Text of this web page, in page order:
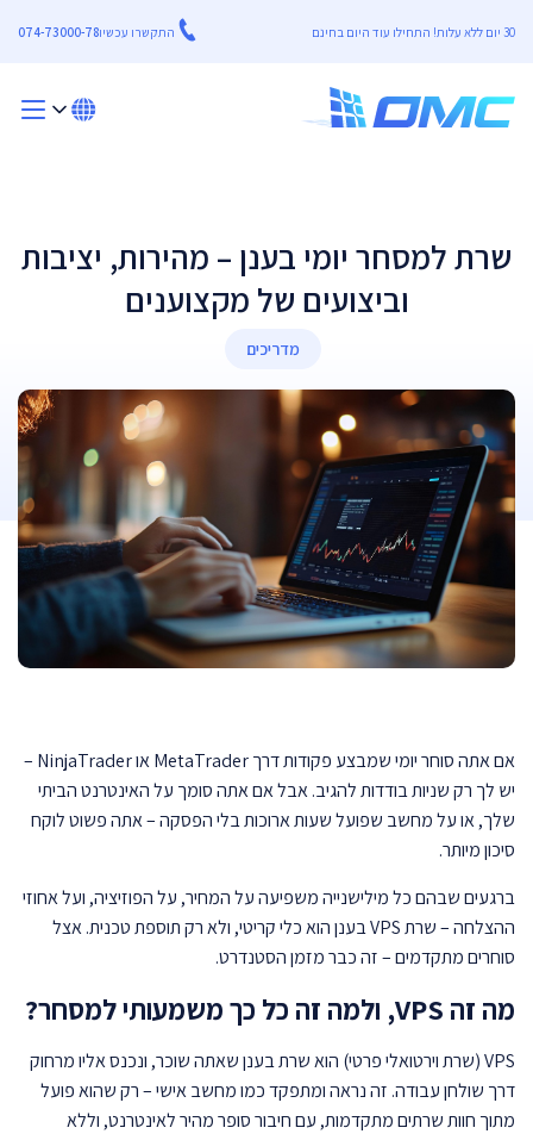
30 יום ללא עלות! התחילו עוד היום בחינם התקשרו עכשיו074-73000-78
שרת למסחר יומי בענן – מהירות, יציבות
וביצועים של מקצוענים
מדריכים
אם אתה סוחר יומי שמבצע פקודות דרך MetaTrader או NinjaTrader –
יש לך רק שניות בודדות להגיב. אבל אם אתה סומך על האינטרנט הביתי
שלך, או על מחשב שפועל שעות ארוכות בלי הפסקה – אתה פשוט לוקח
סיכון מיותר.
ברגעים שבהם כל מילישנייה משפיעה על המחיר, על הפוזיציה, ועל אחוזי
ההצלחה – שרת VPS בענן הוא כלי קריטי, ולא רק תוספת טכנית. אצל
סוחרים מתקדמים – זה כבר מזמן הסטנדרט.
מה זה VPS, ולמה זה כל כך משמעותי למסחר?
VPS (שרת וירטואלי פרטי) הוא שרת בענן שאתה שוכר, ונכנס אליו מרחוק
דרך שולחן עבודה. זה נראה ומתפקד כמו מחשב אישי – רק שהוא פועל
מתוך חוות שרתים מתקדמות, עם חיבור סופר מהיר לאינטרנט, וללא